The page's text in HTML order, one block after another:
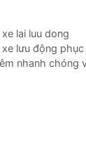
lai luu dong
xe lưu động
nhanh chóng